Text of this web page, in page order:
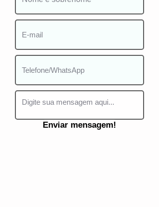
Enviar mensagem!